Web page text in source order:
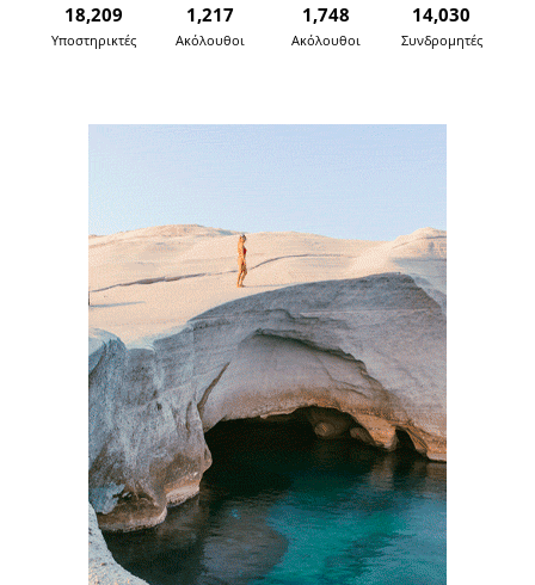
18,209
Υποστηρικτές
1,217
Ακόλουθοι
1,748
Ακόλουθοι
14,030
Συνδρομητές